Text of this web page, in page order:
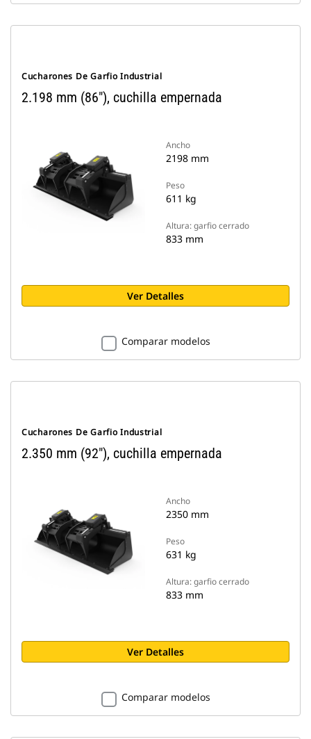
Cucharones De Garfio Industrial
2.198 mm (86"), cuchilla empernada
Ancho
2198 mm
Peso
611 kg
Altura: garfio cerrado
833 mm
Ver Detalles
Comparar modelos
Cucharones De Garfio Industrial
2.350 mm (92"), cuchilla empernada
Ancho
2350 mm
Peso
631 kg
Altura: garfio cerrado
833 mm
Ver Detalles
Comparar modelos